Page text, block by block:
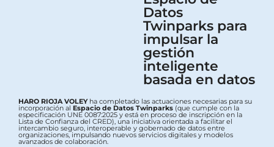
Datos
Twinparks para
impulsar la
gestión
inteligente
basada en datos
HARO RIOJA VOLEYha completado las actuaciones necesarias para su
incorporación al Espacio de Datos Twinparks (que cumple con la
especificación UNE 0087:2025 y está en proceso de inscripción en la
Lista de Confianza del CRED), una iniciativa orientada a facilitar el
intercambio seguro, interoperable y gobernado de datos entre
organizaciones, impulsando nuevos servicios digitales y modelos
avanzados de colaboración.